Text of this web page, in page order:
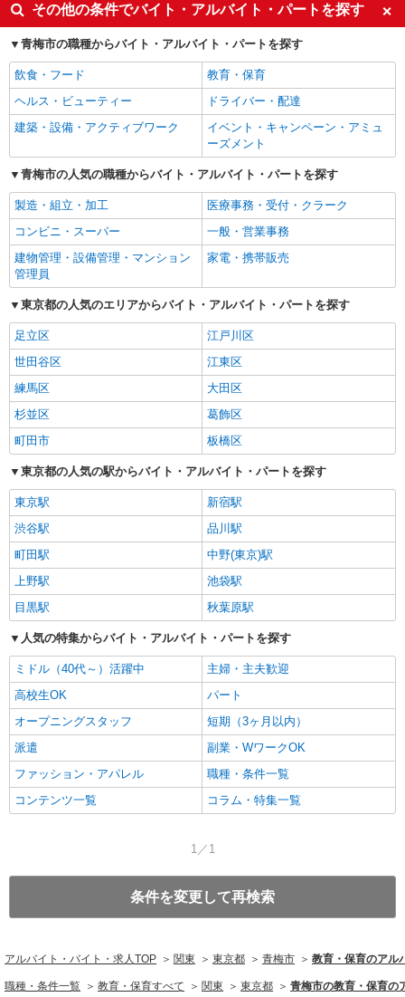
その他の条件でバイト・アルバイト・パートを探す
青梅市の職種からバイト・アルバイト・パートを探す
飲食・フード
教育・保育
ヘルス・ビューティー
ドライバー・配達
建築・設備・アクティブワーク
イベント・キャンペーン・アミュ
ーズメント
青梅市の人気の職種からバイト・アルバイト・パートを探す
製造・組立・加工
医療事務・受付・クラーク
コンビニ・スーパー
一般・営業事務
建物管理・設備管理・マンション
管理員
家電・携帯販売
東京都の人気のエリアからバイト・アルバイト・パートを探す
足立区
江戸川区
世田谷区
江東区
練馬区
大田区
杉並区
葛飾区
町田市
板橋区
東京都の人気の駅からバイト・アルバイト・パートを探す
東京駅
新宿駅
渋谷駅
品川駅
町田駅
中野(東京)駅
上野駅
池袋駅
目黒駅
秋葉原駅
人気の特集からバイト・アルバイト・パートを探す
ミドル（40代～）活躍中
主婦・主夫歓迎
高校生OK
パート
オープニングスタッフ
短期（3ヶ月以内）
派遣
副業・WワークOK
ファッション・アパレル
職種・条件一覧
コンテンツ一覧
コラム・特集一覧
1／1
条件を変更して再検索
アルバイト・バイト・求人TOP 関東 東京都 青梅市 教育・保育のアル
職種・条件一覧 教育・保育すべて 関東 東京都 青梅市の教育・保育の